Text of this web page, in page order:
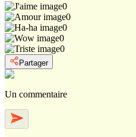
0
0
0
0
0
Partager
Un commentaire